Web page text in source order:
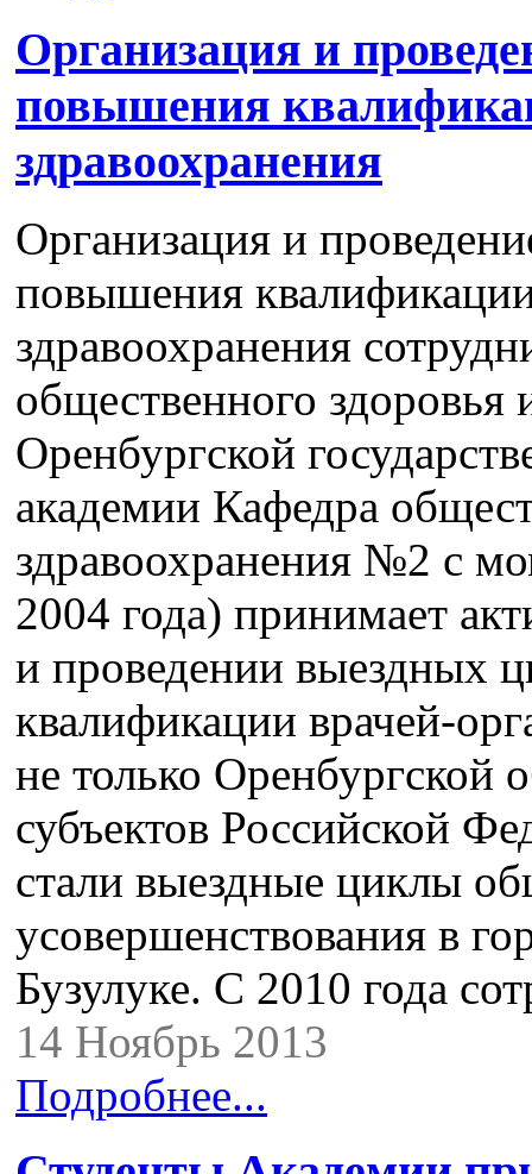
Организация и
повышения
здравоохранения
Организация и
повышения
здравоохранения
общественного
Оренбургской
академии Кафедра
здравоохранения №2 с
2004 года) принимает
и проведении выездных
квалификации врачей-
не только Оренбургской
субъектов Российской
стали выездные циклы
усовершенствования в
Бузулуке. С 2010 года
14 Ноябрь 2013
Подробнее...